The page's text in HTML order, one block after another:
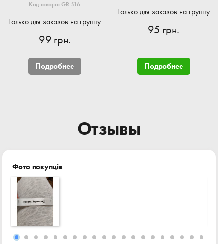
Код товара: GR-S16
Только для заказов на группу
99 грн.
Подробнее
Только для заказов на группу
95 грн.
Подробнее
Отзывы
Фото покупців